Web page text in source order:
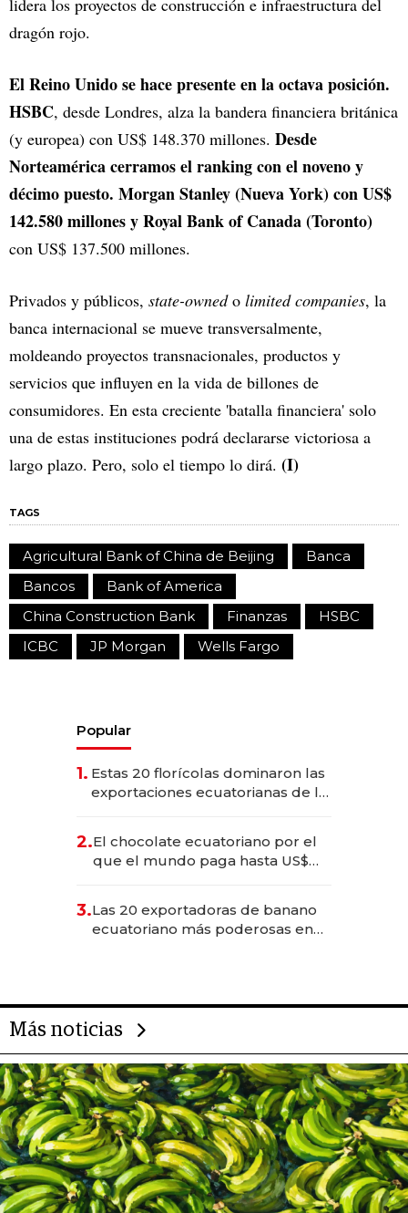
dragón rojo.
El Reino Unido se hace presente en la octava posición.
HSBC, desde Londres, alza la bandera financiera británica
(y europea) con US$ 148.370 millones. Desde
Norteamérica cerramos el ranking con el noveno y
décimo puesto. Morgan Stanley (Nueva York) con US$
142.580 millones y Royal Bank of Canada (Toronto)
con US$ 137.500 millones.
Privados y públicos, state-ownedo limited companies, la
banca internacional se mueve transversalmente,
moldeando proyectos transnacionales, productos y
servicios que influyen en la vida de billones de
consumidores. En esta creciente 'batalla financiera' solo
una de estas instituciones podrá declararse victoriosa a
largo plazo. Pero, solo el tiempo lo dirá. (I)
TAGS
Agricultural Bank of China de Beijing
Banca
Bancos
Bank of America
China Construction Bank
Finanzas
HSBC
ICBC
JP Morgan Wells Fargo
Popular
1. Estas 20 florícolas dominaron las
exportaciones ecuatorianas de la
2.El chocolate ecuatoriano por el
que el mundo paga hasta US$
3.Las 20 exportadoras de banano
ecuatoriano más poderosas en
Más noticias